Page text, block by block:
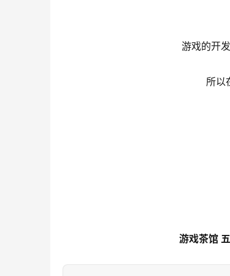
游戏的开
所以
游戏茶馆